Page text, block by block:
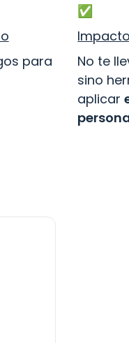
para
✅
No te
sino
aplicar